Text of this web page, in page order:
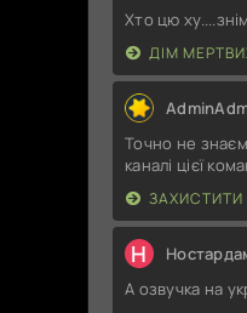
Хто цю
ДІМ
Точно не
каналі цієї
Н
А озвучка на